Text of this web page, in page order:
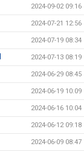
2024-09-02 09:16
2024-07-21 12:56
2024-07-19 08:34
2024-07-13 08:19
2024-06-29 08:45
2024-06-19 10:09
2024-06-16 10:04
2024-06-12 09:18
2024-06-09 08:47